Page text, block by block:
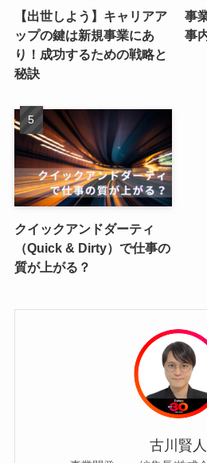
【出世しよう】キャリアア
ップの鍵は新規事業にあ
り！成功するための戦略と
秘訣
事
事
クイックアンドダーティ
（Quick & Dirty）で仕事の
質が上がる？
古川賢人